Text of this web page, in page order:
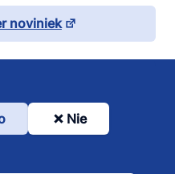
noviniek
Nie